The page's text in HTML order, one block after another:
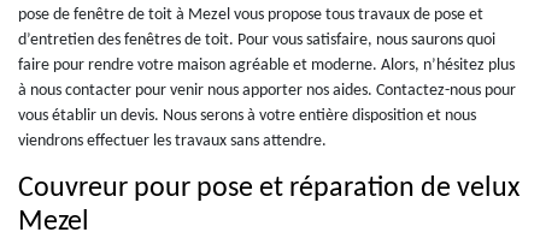
pose de fenêtre de toit à Mezel vous propose tous travaux de pose et
d’entretien des fenêtres de toit. Pour vous satisfaire, nous saurons quoi
faire pour rendre votre maison agréable et moderne. Alors, n’hésitez plus
à nous contacter pour venir nous apporter nos aides. Contactez-nous pour
vous établir un devis. Nous serons à votre entière disposition et nous
viendrons effectuer les travaux sans attendre.
Couvreur pour pose et réparation de velux
Mezel